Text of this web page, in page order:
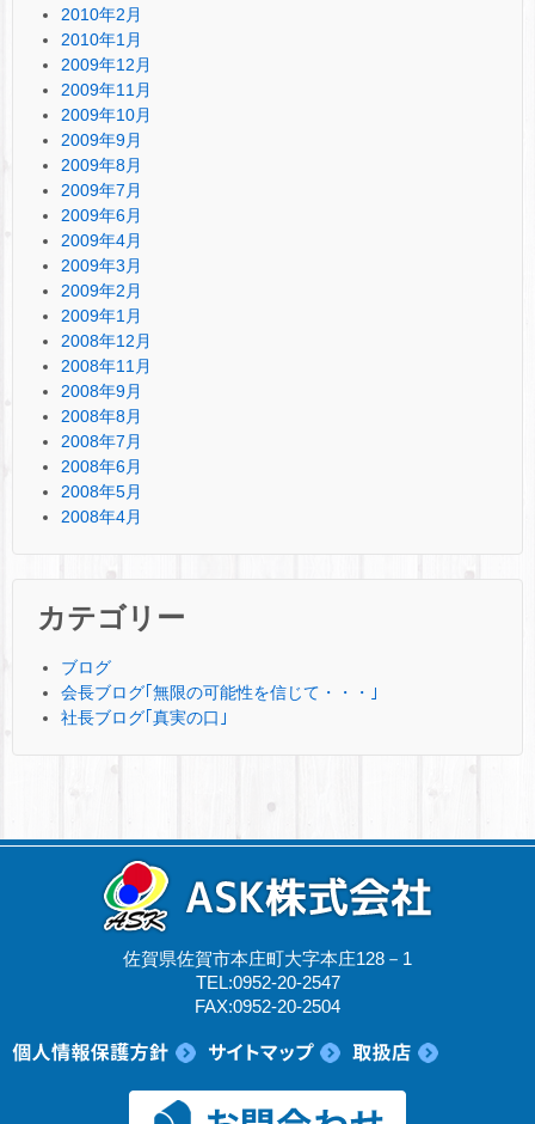
2010年2月
2010年1月
2009年12月
2009年11月
2009年10月
2009年9月
2009年8月
2009年7月
2009年6月
2009年4月
2009年3月
2009年2月
2009年1月
2008年12月
2008年11月
2008年9月
2008年8月
2008年7月
2008年6月
2008年5月
2008年4月
カテゴリー
ブログ
会長ブログ｢無限の可能性を信じて・・・｣
社長ブログ｢真実の口｣
佐賀県佐賀市本庄町大字本庄128－1
TEL:0952-20-2547
FAX:0952-20-2504